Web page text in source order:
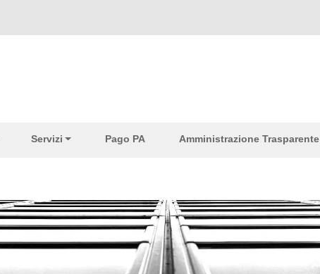
Servizi Pago PA Amministrazione Trasparente